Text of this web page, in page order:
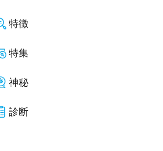
特徴
特集
神秘
診断